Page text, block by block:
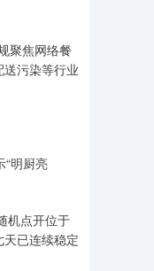
聚焦网络餐
污染等行业
明厨亮
机点开位于
已连续稳定